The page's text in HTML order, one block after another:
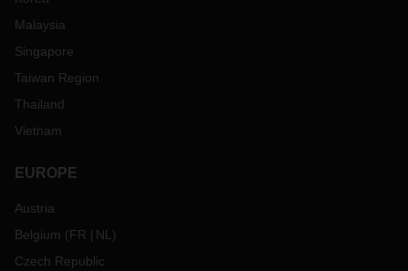
Malaysia
Singapore
Taiwan Region
Thailand
Vietnam
EUROPE
Austria
Belgium (FR NL )
Czech Republic